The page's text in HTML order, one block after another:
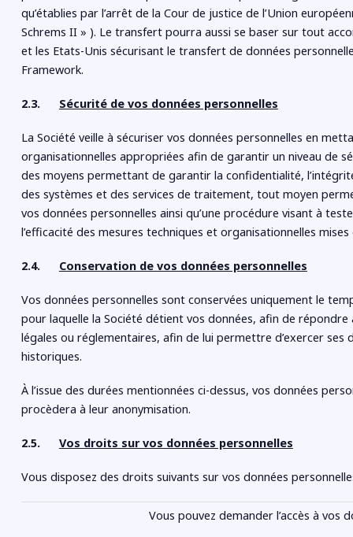
qu’établies par l’arrêt de la Cour de justice de l’Union
Schrems II » ). Le transfert pourra aussi se baser sur tout
et les Etats-Unis sécurisant le transfert de données
Framework.
2.3. Sécurité de vos données personnelles
La Société veille à sécuriser vos données personnelles en
organisationnelles appropriées afin de garantir un niveau de
des moyens permettant de garantir la confidentialité,
des systèmes et des services de traitement, tout moyen
vos données personnelles ainsi qu’une procédure visant à
l’efficacité des mesures techniques et organisationnelles
2.4. Conservation de vos données personnelles
Vos données personnelles sont conservées uniquement le
pour laquelle la Société détient vos données, afin de
légales ou réglementaires, afin de lui permettre d’exercer
historiques.
À l’issue des durées mentionnées ci-dessus, vos données
procèdera à leur anonymisation.
2.5. Vos droits sur vos données personnelles
Vous disposez des droits suivants sur vos données
Vous pouvez demander l’accès à vos